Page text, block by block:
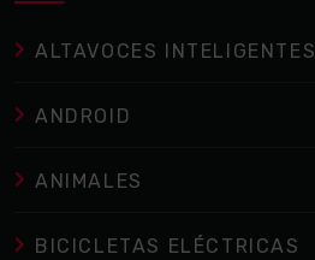
ALTAVOCES INTELIGENTES
ANDROID
ANIMALES
BICICLETAS ELÉCTRICAS